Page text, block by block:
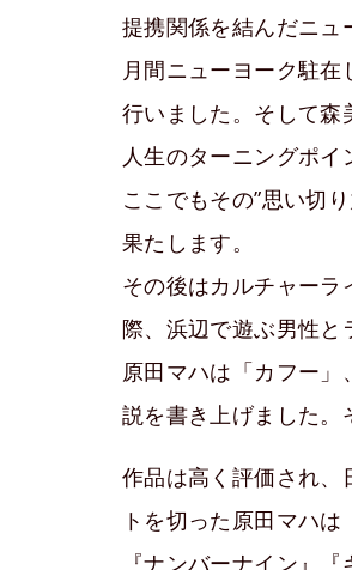
提携関係を結んだニュ
月間ニューヨーク駐
行いました。そして森
人生のターニングポイ
ここでもその”思い切
果たします。
その後はカルチャーラ
際、浜辺で遊ぶ男性と
原田マハは「カフー
説を書き上げました。
作品は高く評価され、
トを切った原田マハ
『ナンバーナイン』